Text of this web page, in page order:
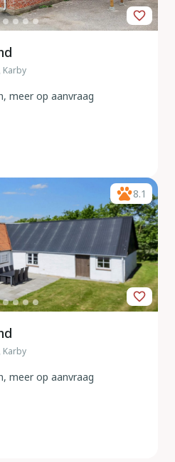
Karby
meer op aanvraag
8.1
Karby
meer op aanvraag